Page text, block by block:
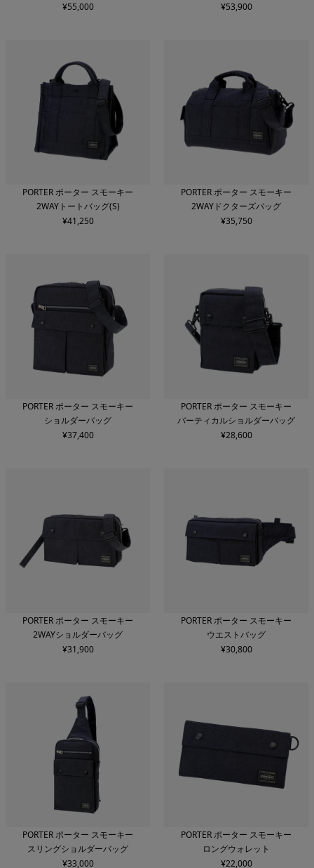
¥55,000
¥53,900
PORTER ポーター スモーキー
2WAYトートバッグ(S)
¥41,250
PORTER ポーター スモーキー
2WAYドクターズバッグ
¥35,750
PORTER ポーター スモーキー
ショルダーバッグ
¥37,400
PORTER ポーター スモーキー
バーティカルショルダーバッグ
¥28,600
PORTER ポーター スモーキー
2WAYショルダーバッグ
¥31,900
PORTER ポーター スモーキー
ウエストバッグ
¥30,800
PORTER ポーター スモーキー
スリングショルダーバッグ
¥33,000
PORTER ポーター スモーキー
ロングウォレット
¥22,000